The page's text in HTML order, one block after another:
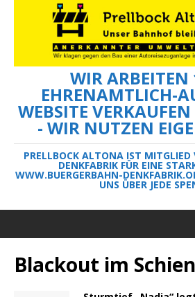
WIR ARBEITEN
EHRENAMTLICH-
WEBSITE
- WIR NUTZEN
PRELLBOCK ALTONA IST MITGLIED
DENKFABRIK FÜR EINE
WWW.BUERGERBAHN-
UNS ÜBER JEDE
Blackout im